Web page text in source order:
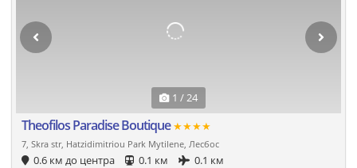
1 / 24
Theofilos Paradise Boutique★★★★
7, Skra str, Hatzidimitriou Park Mytilene, Лесбос
0.6 км до центра 0.1 км
0.1 км